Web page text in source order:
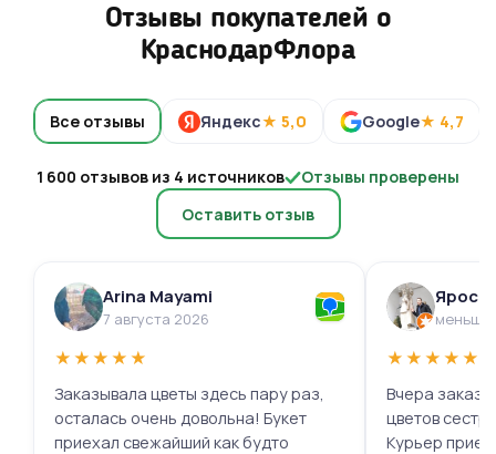
Отзывы покупателей о
КраснодарФлора
Все отзывы Яндекс★ 5,0 Google★ 4,7
1 600 отзывов из 4 источников
Отзывы проверены
Оставить отзыв
Arina Mayami
7 августа 2026
★★★★★
Заказывала цветы здесь пару раз,
осталась очень довольна! Букет
приехал свежайший как будто
меньше
★★★★★
Вчера
цветов
Курьер